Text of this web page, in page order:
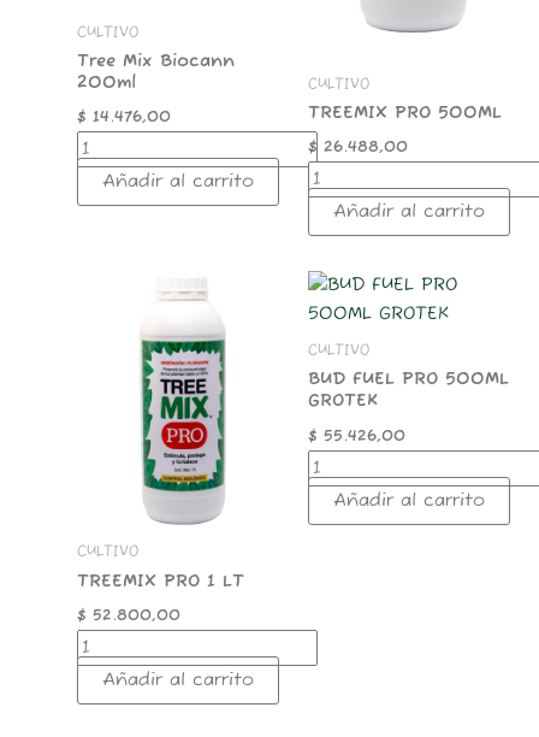
CULTIVO
Tree Mix Biocann
200ml
$ 14.476,00
Añadir al carrito
CULTIVO
TREEMIX PRO 500ML
$ 26.488,00
Añadir al carrito
CULTIVO
TREEMIX PRO 1 LT
$ 52.800,00
cantidad
Añadir al carrito
CULTIVO
BUD FUEL PRO 500ML
GROTEK
$ 55.426,00
BUD
FUEL
500ML
GROTEK
cantidad
Añadir al carrito